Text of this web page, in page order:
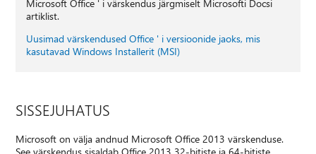
Microsoft Office ' i värskendus järgmiselt Microsofti Docsi
artiklist.
Uusimad värskendused Office ' i versioonide jaoks, mis
kasutavad Windows Installerit (MSI)
SISSEJUHATUS
Microsoft on välja andnud Microsoft Office 2013 värskenduse.
See värskendus sisaldab Office 2013 32-bitiste ja 64-bitiste